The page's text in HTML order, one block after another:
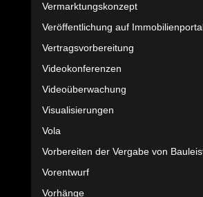
Vermarktungskonzept
Veröffentlichung auf
Vertragsvorbereitung
Videokonferenzen
Videoüberwachung
Visualisierungen
Vola
Vorbereiten der Vergabe von
Vorentwurf
Vorhänge